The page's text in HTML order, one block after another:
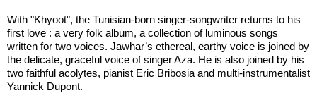
With "Khyoot", the Tunisian-born singer-songwriter returns to his
first love : a very folk album, a collection of luminous songs
written for two voices. Jawhar’s ethereal, earthy voice is joined by
the delicate, graceful voice of singer Aza. He is also joined by his
two faithful acolytes, pianist Eric Bribosia and multi-instrumentalist
Yannick Dupont.